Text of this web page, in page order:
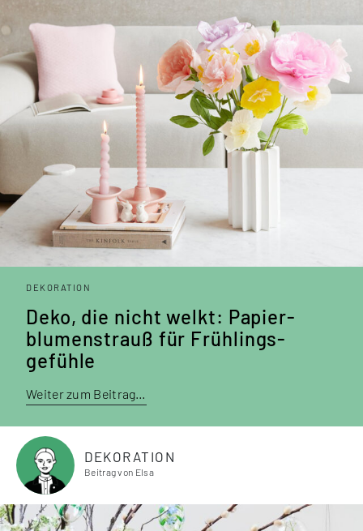
DEKORATION
Deko, die nicht welkt: Papier­
blumen­strauß für Frühlings­
gefühle
Weiter zum Beitrag…
DEKORATION
Beitrag von Elsa